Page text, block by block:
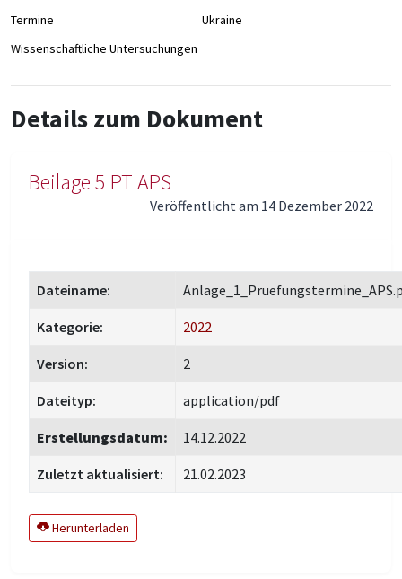
Termine
Ukraine
Wissenschaftliche Untersuchungen
Details zum Dokument
Beilage 5 PT APS
Veröffentlicht am 14 Dezember 2022
Dateiname:
Kategorie: 2022
Version: 2
Dateityp: application/pdf
Erstellungsdatum: 14.12.2022
Zuletzt aktualisiert: 21.02.2023
Herunterladen